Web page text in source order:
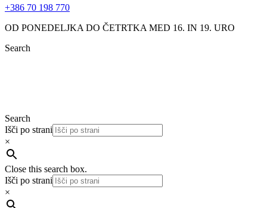
+386 70 198 770
OD PONEDELJKA DO ČETRTKA MED 16. IN 19. URO
Search
Search
Išči po strani
×
Close this search box.
Išči po strani
×